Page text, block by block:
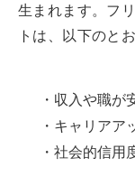
生まれます。フ
トは、以下のと
・収入や職が
・キャリアア
・社会的信用